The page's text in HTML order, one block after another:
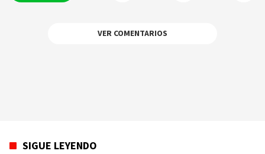
VER COMENTARIOS
SIGUE LEYENDO